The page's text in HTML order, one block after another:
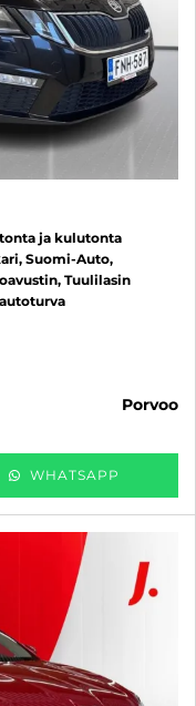
ja kulutonta
Suomi-Auto,
Tuulilasin
porvoo
WHATSAPP